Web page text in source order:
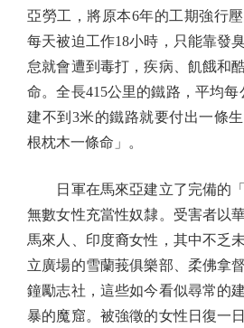
亞勞工，將原本6年的工期強行
每天被迫工作18小時，只能靠發
怠就會遭到毒打，疾病、飢餓和
命。全長415公里的鐵路，平均每
建不到3米的鐵路就要付出一條
根枕木一條命」。
日軍在馬來亞建立了完備的「
無數女性充當性奴隸。受害者以
馬來人、印度裔女性，其中不乏
立廣場的雪蘭莪俱樂部、柔佛拿
鐘勵志社，這些如今看似尋常的
暴的魔窟。被強徵的女性日復一